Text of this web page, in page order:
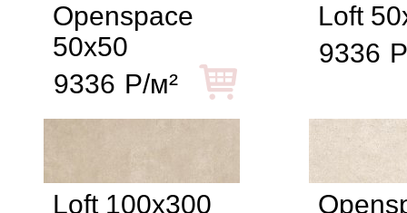
Openspace
50x50
9336 Р/м²
Loft
9336
Loft 100x300